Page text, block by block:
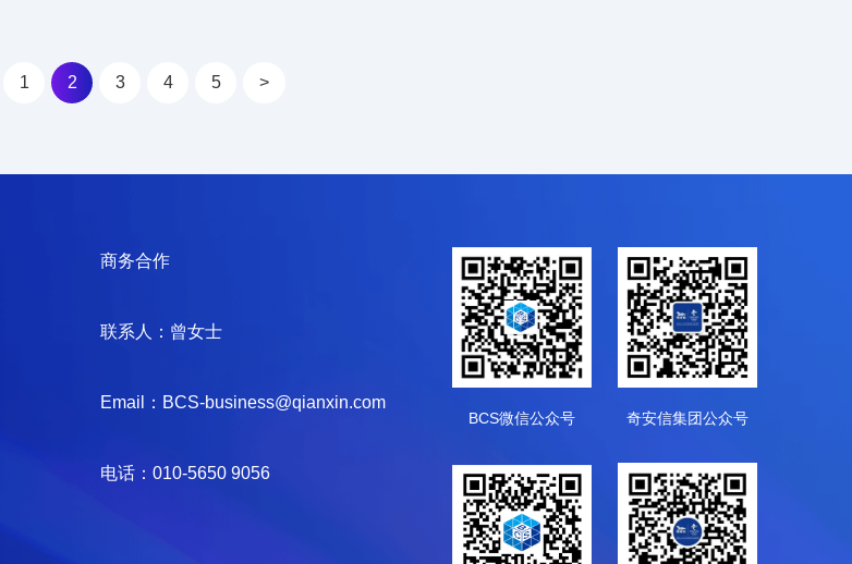
1 2 3 4 5 >
商务合作
联系人：曾女士
Email：BCS-business@qianxin.com
电话：010-5650 9056
BCS微信公众号 奇安信集团公众号